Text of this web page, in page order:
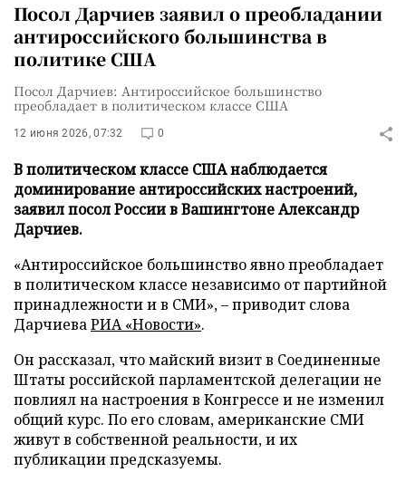
Посол Дарчиев заявил о преобладании
антироссийского большинства в
политике США
Посол Дарчиев: Антироссийское большинство
преобладает в политическом классе США
12 июня 2026, 07:32 0
В политическом классе США наблюдается
доминирование антироссийских настроений,
заявил посол России в Вашингтоне Александр
Дарчиев.
«Антироссийское большинство явно преобладает
в политическом классе независимо от партийной
принадлежности и в СМИ», – приводит слова
ДарчиеваРИА «Новости».
Он рассказал, что майский визит в Соединенные
Штаты российской парламентской делегации не
повлиял на настроения в Конгрессе и не изменил
общий курс. По его словам, американские СМИ
живут в собственной реальности, и их
публикации предсказуемы.